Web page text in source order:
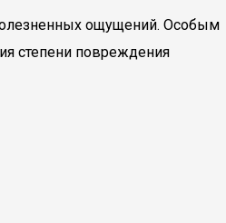
ощущений. Особым
степени повреждения